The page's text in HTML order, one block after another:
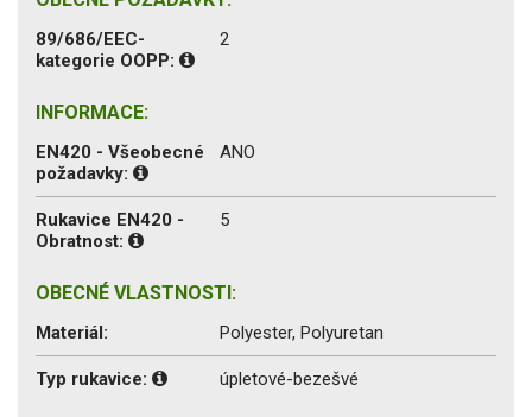
89/686/EEC-
kategorie OOPP:
2
INFORMACE:
EN420 - Všeobecné
požadavky:
ANO
Rukavice EN420 -
Obratnost:
5
OBECNÉ VLASTNOSTI:
Materiál: Polyester, Polyuretan
Typ rukavice: úpletové-bezešvé